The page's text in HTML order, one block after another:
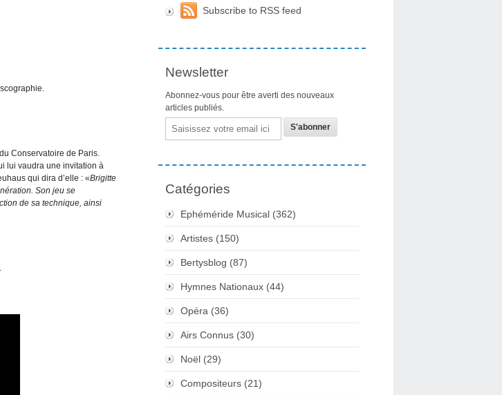
Conservatoire de Paris.
lui vaudra une invitation à
qui dira d’elle : «Brigitte
Son jeu se
de sa technique, ainsi
Subscribe to RSS feed
Newsletter
Abonnez-vous pour être averti des nouveaux
articles publiés.
Email
Catégories
Ephéméride Musical (362)
Artistes (150)
Bertysblog (87)
Hymnes Nationaux (44)
Opéra (36)
Airs Connus (30)
Noël (29)
Compositeurs (21)